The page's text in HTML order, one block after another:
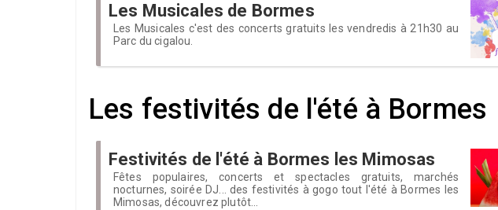
Les Musicales de Bormes
Les Musicales c'est des concerts gratuits les vendredis à 21h30 au
Parc du cigalou.
Les festivités de l'été à Bormes
Festivités de l'été à Bormes les Mimosas
Fêtes populaires, concerts et spectacles gratuits, marchés
nocturnes, soirée DJ... des festivités à gogo tout l'été à Bormes les
Mimosas, découvrez plutôt...